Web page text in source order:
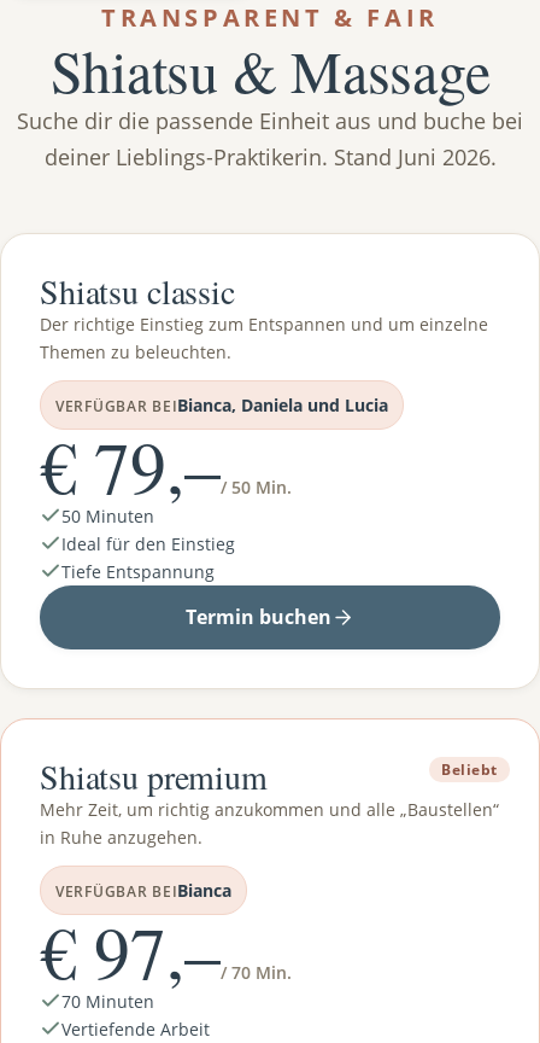
TRANSPARENT & FAIR
Shiatsu & Massage
Suche dir die passende Einheit aus und buche bei
deiner Lieblings-Praktikerin. Stand Juni 2026.
Shiatsu classic
Der richtige Einstieg zum Entspannen und um einzelne
Themen zu beleuchten.
VERFÜGBAR BEIBianca, Daniela und Lucia
€ 79,–/ 50 Min.
50 Minuten
Ideal für den Einstieg
Tiefe Entspannung
Termin buchen
Beliebt
Shiatsu premium
Mehr Zeit, um richtig anzukommen und alle „Baustellen“
in Ruhe anzugehen.
VERFÜGBAR BEIBianca
€ 97,–/ 70 Min.
70 Minuten
Vertiefende Arbeit